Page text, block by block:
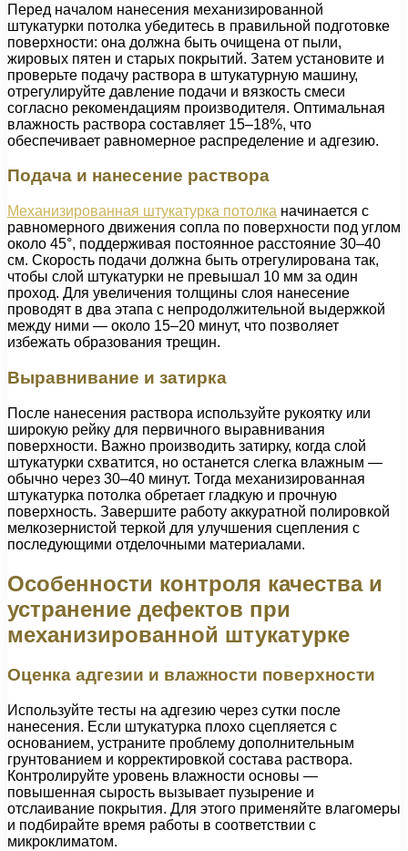
Перед началом нанесения механизированной
штукатурки потолка убедитесь в правильной подготовке
поверхности: она должна быть очищена от пыли,
жировых пятен и старых покрытий. Затем установите и
проверьте подачу раствора в штукатурную машину,
отрегулируйте давление подачи и вязкость смеси
согласно рекомендациям производителя. Оптимальная
влажность раствора составляет 15–18%, что
обеспечивает равномерное распределение и адгезию.
Подача и нанесение раствора
Механизированная штукатурка потолка начинается с
равномерного движения сопла по поверхности под углом
около 45°, поддерживая постоянное расстояние 30–40
см. Скорость подачи должна быть отрегулирована так,
чтобы слой штукатурки не превышал 10 мм за один
проход. Для увеличения толщины слоя нанесение
проводят в два этапа с непродолжительной выдержкой
между ними — около 15–20 минут, что позволяет
избежать образования трещин.
Выравнивание и затирка
После нанесения раствора используйте рукоятку или
широкую рейку для первичного выравнивания
поверхности. Важно производить затирку, когда слой
штукатурки схватится, но останется слегка влажным —
обычно через 30–40 минут. Тогда механизированная
штукатурка потолка обретает гладкую и прочную
поверхность. Завершите работу аккуратной полировкой
мелкозернистой теркой для улучшения сцепления с
последующими отделочными материалами.
Особенности контроля качества и
устранение дефектов при
механизированной штукатурке
Оценка адгезии и влажности поверхности
Используйте тесты на адгезию через сутки после
нанесения. Если штукатурка плохо сцепляется с
основанием, устраните проблему дополнительным
грунтованием и корректировкой состава раствора.
Контролируйте уровень влажности основы —
повышенная сырость вызывает пузырение и
отслаивание покрытия. Для этого применяйте влагомеры
и подбирайте время работы в соответствии с
микроклиматом.